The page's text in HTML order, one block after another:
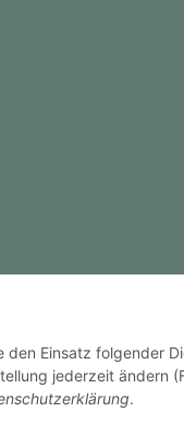
Einsatz folgender
jederzeit ändern
.